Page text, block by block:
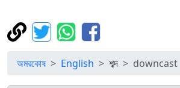
অমরকোষ English শব্দ downcast